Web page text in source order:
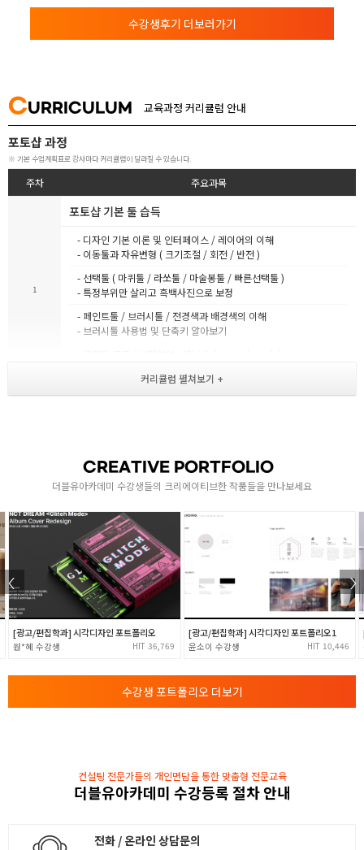
수강생후기 더보러가기
CURRICULUM 교육과정 커리큘럼 안내
포토샵 과정
※ 기본 수업계획표로 강사마다 커리큘럼이 달라질 수 있습니다.
주차 주요과목
1
포토샵 기본 툴 습득
- 디자인 기본 이론 및 인터페이스 / 레이어의 이해
- 이동툴과 자유변형 ( 크기조절 / 회전 / 반전 )
- 선택툴 ( 마퀴툴 / 라쏘툴 / 마술봉툴 / 빠른선택툴 )
- 특정부위만 살리고 흑백사진으로 보정
- 페인트툴 / 브러시툴 / 전경색과 배경색의 이해
- 브러시툴 사용법 및 단축키 알아보기
다양한 툴 기능 습득 및 실습
- 힐링브러시 / 패치툴 / Content Aware Fill
- 펜툴 / 패스(Path)의 이해 / 펜툴 다루기(직선/곡선)
- 셰이프툴 (사각형/둥근사각형/원형/다각형/선형툴)
- 셰이프레이어 이해하기
3
다양한 툴 기능 습득 및 실습
- 클리핑 마스크 / 정확한 작업을 위한 가이드선
- 클리핑 마스크의 이해 및 사용법 익히기
- 보정 메뉴 알아보기 ( Adjustments )
- 보정 레이어 사용하기 ( Layers )
- 색상채널과 알파채널의 이해 및 사용법 익히기
- 채널을 활용하여 ( 구름,머리카락 등 ) 선택영역 잡기
- 레이어 마스크의 이해
- 레이어 스타일로 다양한 효과 / Fill과 Opacity 차이
- Style 패널을 통해 효과저장 & 적용하기
- 타입 패널을 통해 글자 자간/행간/정렬 사용하기
CREATIVE PORTFOLIO
더블유아카데미 수강생들의 크리에이티브한 작품들을 만나보세요
[광고/편집학과] 시각디자인 포트폴리오
원*혜 36,769
[광고/편집학과] 시각디자인 포트폴리오1
윤소이 10,446
수강생 포트폴리오 더보기
컨설팅 전문가들의 개인면담을 통한 맞춤형 전문교육
더블유아카데미 수강등록 절차 안내
전화 / 온라인 상담문의